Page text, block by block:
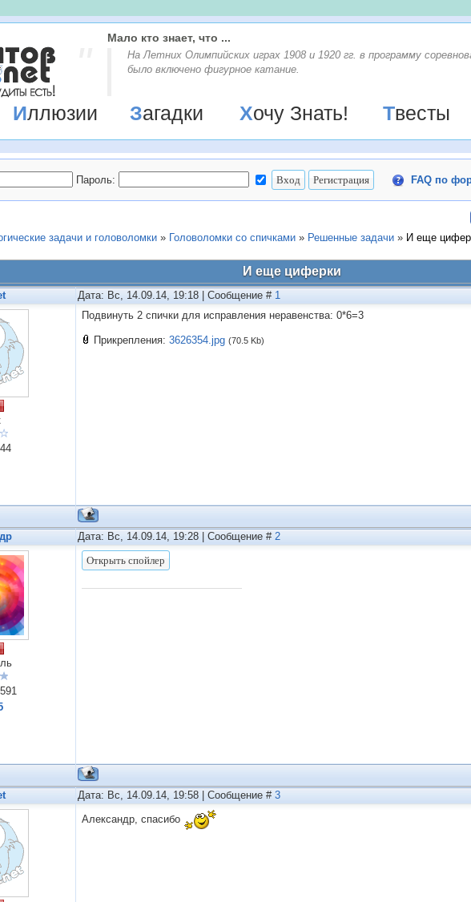
Мало кто знает, что ...
На Летних Олимпийских играх 1908 и 1920 гг. в программу
было включено фигурное катание.
Иллюзии Загадки Хочу Знать! Твесты
Пароль: FAQ по
задачи и головоломки » Головоломки со спичками » Решенные задачи » И еще
И еще циферки
Дата: Вс, 14.09.14, 19:18 | Сообщение # 1
44
Подвинуть 2 спички для исправления неравенства: 0*6=3
Прикрепления: 3626354.jpg (70.5 Kb)
Дата: Вс, 14.09.14, 19:28 | Сообщение # 2
591
Дата: Вс, 14.09.14, 19:58 | Сообщение # 3
Александр, спасибо